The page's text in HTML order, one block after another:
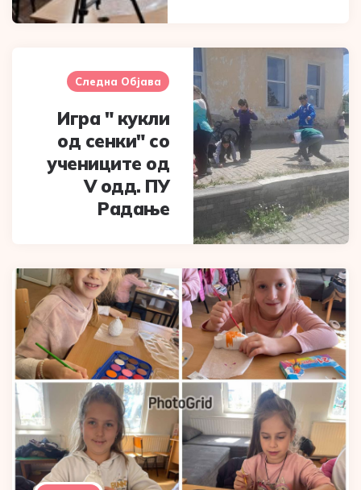
Следна Објава
Игра " кукли
од сенки" со
учениците од
V oдд. ПУ
Радање